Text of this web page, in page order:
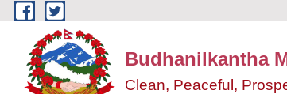
Skip to main content
Budhanilkantha
Clean, Peaceful,